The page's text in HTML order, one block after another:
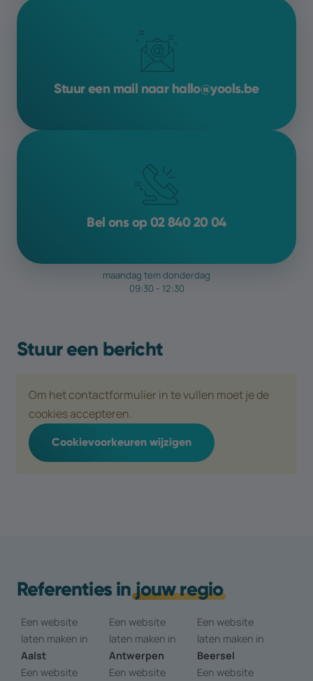
mogelijkhedengraag met jou
Stuur een bericht
Om het contactformulier in te vullen moet je de
cookies accepteren.
Cookievoorkeuren wijzigen
Stuur een mail naar hallo@yools.be
Bel ons op 02 840 20 04
maandag tem donderdag
09:30 - 12:30
Referenties injouw regio
Een website
laten maken in
Aalst
Een website
laten maken in
Antwerpen
Een website
laten maken in
Beersel
Een website
Een website
Een website